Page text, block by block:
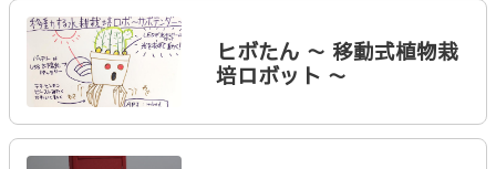
ヒボたん 〜 移動式植物栽
培ロボット 〜